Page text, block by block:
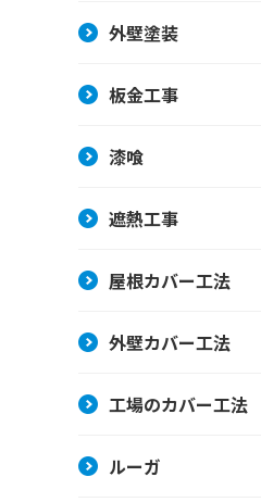
外壁塗装
板金工事
漆喰
遮熱工事
屋根カバー工法
外壁カバー工法
工場のカバー工法
ルーガ